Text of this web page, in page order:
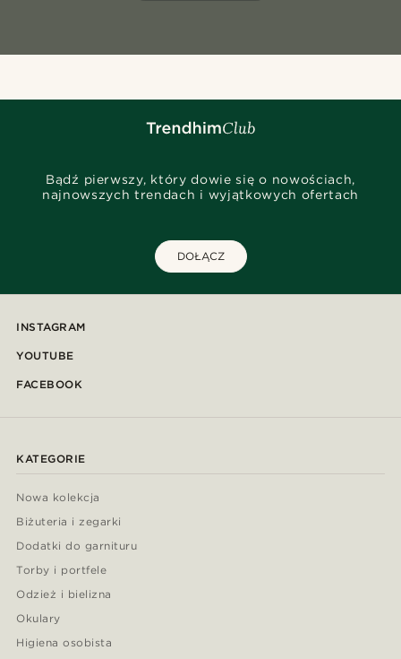
Bądź pierwszy, który dowie się o nowościach,
najnowszych trendach i wyjątkowych ofertach
DOŁĄCZ
INSTAGRAM
YOUTUBE
FACEBOOK
KATEGORIE
Nowa kolekcja
Biżuteria i zegarki
Dodatki do garnituru
Torby i portfele
Odzież i bielizna
Okulary
Higiena osobista